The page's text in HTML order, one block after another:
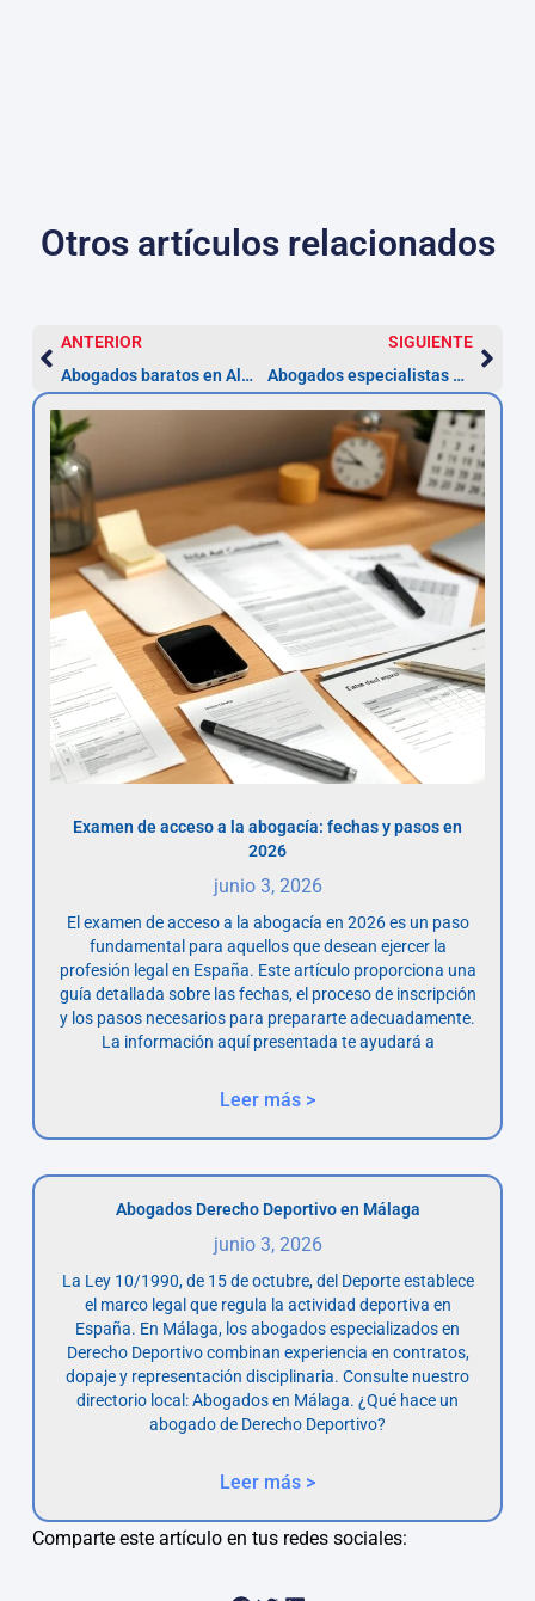
Otros artículos relacionados
ANTERIOR
Abogados baratos en Almería — Guía práctica 2026
SIGUIENTE
Abogados especialistas en Derecho Aeroespacial en Cantabria
Examen de acceso a la abogacía: fechas y pasos en
2026
junio 3, 2026
El examen de acceso a la abogacía en 2026 es un paso
fundamental para aquellos que desean ejercer la
profesión legal en España. Este artículo proporciona una
guía detallada sobre las fechas, el proceso de inscripción
y los pasos necesarios para prepararte adecuadamente.
La información aquí presentada te ayudará a
Leer más >
Abogados Derecho Deportivo en Málaga
junio 3, 2026
La Ley 10/1990, de 15 de octubre, del Deporte establece
el marco legal que regula la actividad deportiva en
España. En Málaga, los abogados especializados en
Derecho Deportivo combinan experiencia en contratos,
dopaje y representación disciplinaria. Consulte nuestro
directorio local: Abogados en Málaga. ¿Qué hace un
abogado de Derecho Deportivo?
Leer más >
Comparte este artículo en tus redes sociales: